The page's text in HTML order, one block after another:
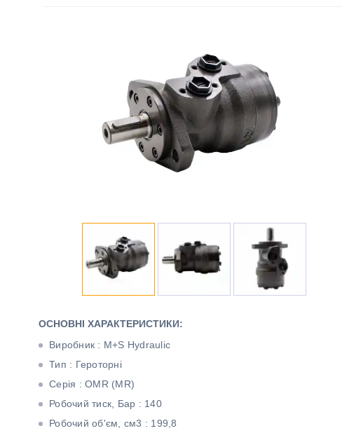
ОСНОВНІ ХАРАКТЕРИСТИКИ:
Виробник : M+S Hydraulic
Тип : Героторні
Серія : ОМR (МR)
Робочий тиск, Бар : 140
Робочий об'єм, см3 : 199,8